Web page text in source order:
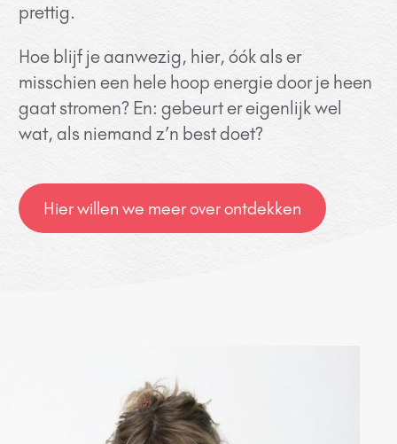
prettig.
Hoe blijf je aanwezig, hier, óók als er
misschien een hele hoop energie door je heen
gaat stromen? En: gebeurt er eigenlijk wel
wat, als niemand z’n best doet?
Hier willen we meer over ontdekken